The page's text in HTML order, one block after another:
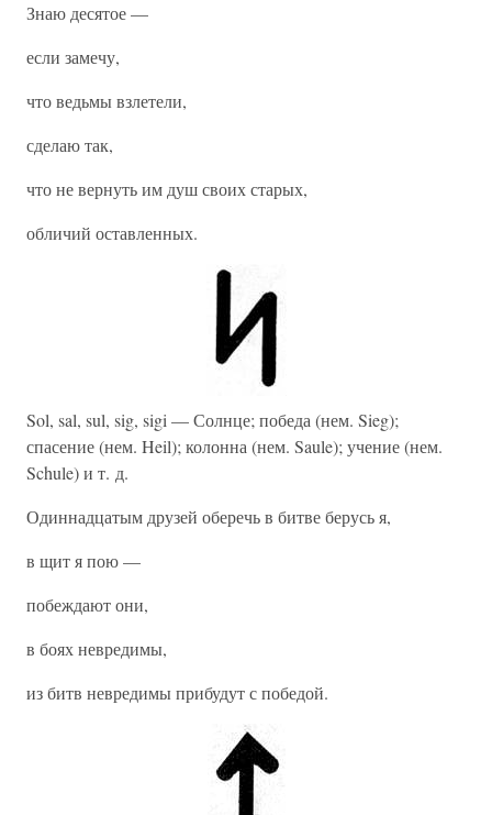
Знаю десятое —
если замечу,
что ведьмы взлетели,
сделаю так,
что не вернуть им душ своих старых,
обличий оставленных.
Sol, sal, sul, sig, sigi — Солнце; победа (нем. Sieg);
спасение (нем. Heil); колонна (нем. Saule); учение (нем.
Schule) и т. д.
Одиннадцатым друзей оберечь в битве берусь я,
в щит я пою —
побеждают они,
в боях невредимы,
из битв невредимы прибудут с победой.